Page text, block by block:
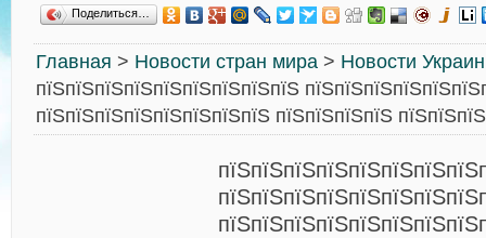
Поделиться…
Главная > Новости стран мира > Новости
пїЅпїЅпїЅпїЅпїЅпїЅпїЅпїЅпїЅ
пїЅпїЅпїЅпїЅпїЅпїЅпїЅпїЅ пїЅпїЅпїЅпїЅ